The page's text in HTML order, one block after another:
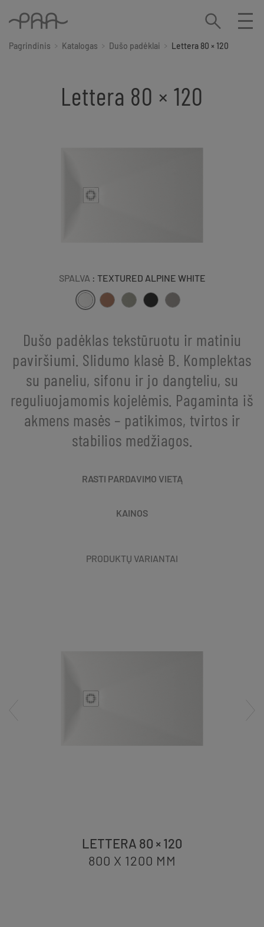
Pagrindinis Katalogas Dušo padėklai Lettera 80 × 120
Lettera 80 × 120
SPALVA : TEXTURED ALPINE WHITE
Dušo padėklas tekstūruotu ir matiniu
paviršiumi. Slidumo klasė B. Komplektas
su paneliu, sifonu ir jo dangteliu, su
reguliuojamomis kojelėmis. Pagaminta iš
akmens masės – patikimos, tvirtos ir
stabilios medžiagos.
RASTI PARDAVIMO VIETĄ
KAINOS
PRODUKTŲ VARIANTAI
LETTERA 80 × 120
800 X 1200 MM